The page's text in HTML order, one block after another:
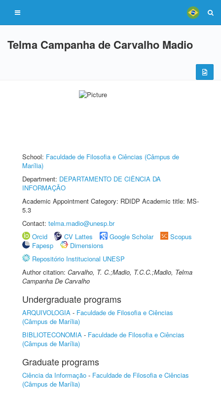
Telma Campanha de Carvalho Madio
School: Faculdade de Filosofia e Ciências (Câmpus de
Marília)
Department: DEPARTAMENTO DE CIÊNCIA DA
INFORMAÇÃO
Academic Appointment Category: RDIDP Academic title: MS-
5.3
Contact: telma.madio@unesp.br
Orcid
CV Lattes Google Scholar
Scopus
Fapesp
Dimensions
Repositório Institucional UNESP
Author citation: Carvalho, T. C.;Madio, T.C.C.;Madio, Telma
Campanha De Carvalho
Undergraduate programs
ARQUIVOLOGIA - Faculdade de Filosofia e Ciências
(Câmpus de Marília)
BIBLIOTECONOMIA - Faculdade de Filosofia e Ciências
(Câmpus de Marília)
Graduate programs
Ciência da Informação - Faculdade de Filosofia e Ciências
(Câmpus de Marília)